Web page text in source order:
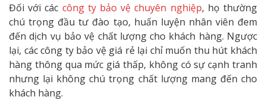
Đối với các công ty bảo vệ chuyên nghiệp, họ thường
chú trọng đầu tư đào tạo, huấn luyện nhân viên đem
đến dịch vụ bảo vệ chất lượng cho khách hàng. Ngược
lại, các công ty bảo vệ giá rẻ lại chỉ muốn thu hút khách
hàng thông qua mức giá thấp, không có sự cạnh tranh
nhưng lại không chú trọng chất lượng mang đến cho
khách hàng.